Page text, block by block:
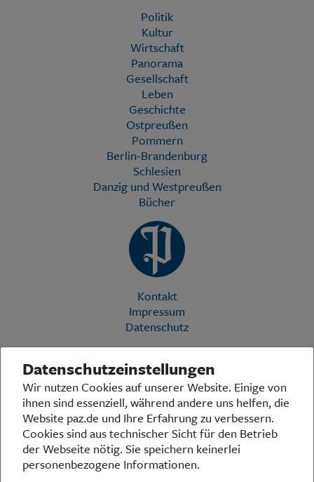
Politik
Kultur
Wirtschaft
Panorama
Gesellschaft
Leben
Geschichte
Ostpreußen
Pommern
Berlin-Brandenburg
Schlesien
Danzig und Westpreußen
Bücher
Kontakt
Impressum
Datenschutz
Die Preußische Allgemeine Zeitung (PAZ) ist eine einzigartige Stimme
in der deutschen Medienlandschaft. Woche für Woche berichtet sie
über das aktuelle Zeitgeschehen in Politik, Kultur und Wirtschaft und
bezieht zu den grundlegenden Entwicklungen unserer Gesellschaft
Stellung. In ihrer Arbeit fühlt sich die Redaktion dem traditionellen
preußischen Wertekanon verpflichtet: Das alte Preußen stand und
steht für religiöse und weltanschauliche Toleranz, für Heimatliebe
und Weltoffenheit, für Rechtstaatlichkeit und intellektuelle
Datenschutzeinstellungen
Wir nutzen Cookies auf unserer Website. Einige von
ihnen sind essenziell, während andere uns helfen, die
Website paz.de und Ihre Erfahrung zu verbessern.
Cookies sind aus technischer Sicht für den Betrieb
der Webseite nötig. Sie speichern keinerlei
personenbezogene Informationen.